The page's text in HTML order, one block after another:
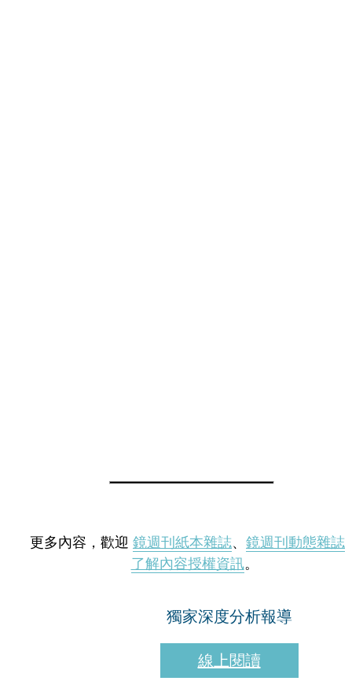
更多內容，歡迎 鏡週刊紙本雜誌、 鏡週刊動態雜誌
了解內容授權資訊。
獨家深度分析報導
線上閱讀